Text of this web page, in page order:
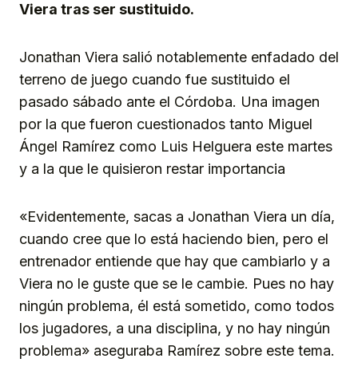
Viera tras ser sustituido.
Jonathan Viera salió notablemente enfadado del
terreno de juego cuando fue sustituido el
pasado sábado ante el Córdoba. Una imagen
por la que fueron cuestionados tanto Miguel
Ángel Ramírez como Luis Helguera este martes
y a la que le quisieron restar importancia
«Evidentemente, sacas a Jonathan Viera un día,
cuando cree que lo está haciendo bien, pero el
entrenador entiende que hay que cambiarlo y a
Viera no le guste que se le cambie. Pues no hay
ningún problema, él está sometido, como todos
los jugadores, a una disciplina, y no hay ningún
problema» aseguraba Ramírez sobre este tema.